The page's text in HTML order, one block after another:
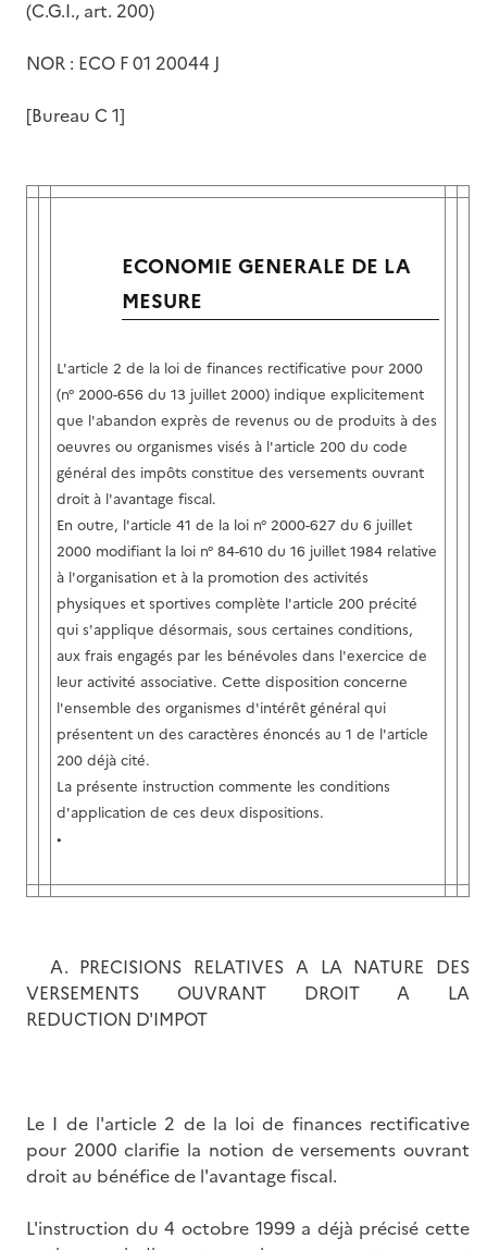
(C.G.I., art. 200)
NOR : ECO F 01 20044 J
[Bureau C 1]
ECONOMIE GENERALE DE LA
MESURE
L'article 2 de la loi de finances rectificative pour 2000
(n° 2000-656 du 13 juillet 2000) indique explicitement
que l'abandon exprès de revenus ou de produits à des
oeuvres ou organismes visés à l'article 200 du code
général des impôts constitue des versements ouvrant
droit à l'avantage fiscal.
En outre, l'article 41 de la loi n° 2000-627 du 6 juillet
2000 modifiant la loi n° 84-610 du 16 juillet 1984 relative
à l'organisation et à la promotion des activités
physiques et sportives complète l'article 200 précité
qui s'applique désormais, sous certaines conditions,
aux frais engagés par les bénévoles dans l'exercice de
leur activité associative. Cette disposition concerne
l'ensemble des organismes d'intérêt général qui
présentent un des caractères énoncés au 1 de l'article
200 déjà cité.
La présente instruction commente les conditions
d'application de ces deux dispositions.
•
A. PRECISIONS RELATIVES A LA NATURE DES
VERSEMENTS OUVRANT DROIT A LA
REDUCTION D'IMPOT
Le I de l'article 2 de la loi de finances rectificative
pour 2000 clarifie la notion de versements ouvrant
droit au bénéfice de l'avantage fiscal.
L'instruction du 4 octobre 1999 a déjà précisé cette